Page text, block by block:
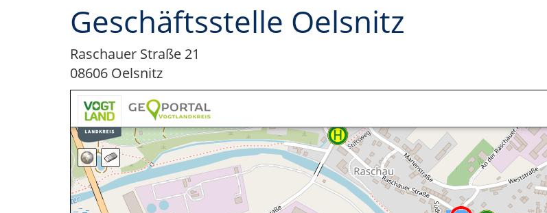
Geschäftsstelle Oelsnitz
Raschauer Straße 21
08606 Oelsnitz